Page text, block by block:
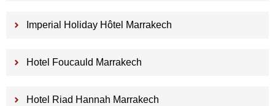
Imperial Holiday Hôtel Marrakech
Hotel Foucauld Marrakech
Hotel Riad Hannah Marrakech